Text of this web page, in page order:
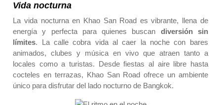
Vida nocturna
La vida nocturna en Khao San Road es vibrante, llena de
energía y perfecta para quienes buscan diversión sin
límites. La calle cobra vida al caer la noche con bares
animados, clubes y música en vivo que atraen tanto a
locales como a turistas. Desde fiestas al aire libre hasta
cocteles en terrazas, Khao San Road ofrece un ambiente
único para disfrutar del lado nocturno de Bangkok.